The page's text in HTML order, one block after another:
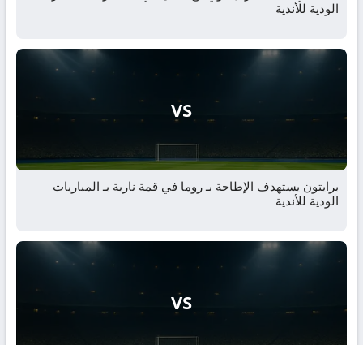
الودية للأندية
VS
برايتون يستهدف الإطاحة بـ روما في قمة نارية بـ المباريات
الودية للأندية
VS